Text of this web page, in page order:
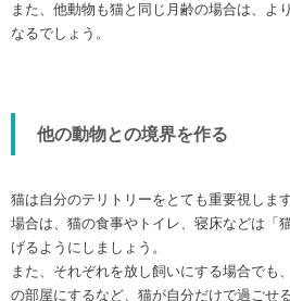
また、他動物も猫と同じ月齢の場合は、よ
なるでしょう。
他の動物との境界を作る
猫は自分のテリトリーをとても重要視しま
場合は、猫の食事やトイレ、寝床などは「
げるようにしましょう。
また、それぞれを放し飼いにする場合でも
の部屋にするなど、猫が自分だけで過ごせ